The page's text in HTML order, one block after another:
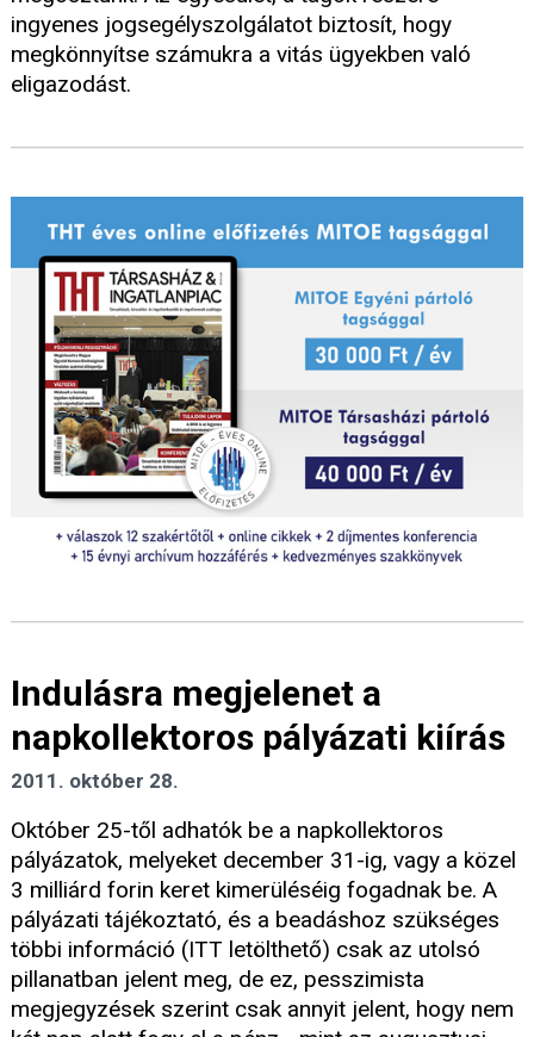
ingyenes jogsegélyszolgálatot biztosít, hogy
megkönnyítse számukra a vitás ügyekben való
eligazodást.
Indulásra megjelenet a
napkollektoros pályázati kiírás
2011. október 28.
Október 25-től adhatók be a napkollektoros
pályázatok, melyeket december 31-ig, vagy a közel
3 milliárd forin keret kimerüléséig fogadnak be. A
pályázati tájékoztató, és a beadáshoz szükséges
többi információ (ITT letölthető) csak az utolsó
pillanatban jelent meg, de ez, pesszimista
megjegyzések szerint csak annyit jelent, hogy nem